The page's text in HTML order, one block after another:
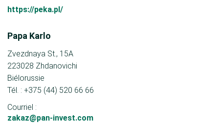
https://peka.pl/
Papa Karlo
Zvezdnaya St., 15A
223028 Zhdanovichi
Biélorussie
Tél. : +375 (44) 520 66 66
Courriel :
zakaz@pan-invest.com